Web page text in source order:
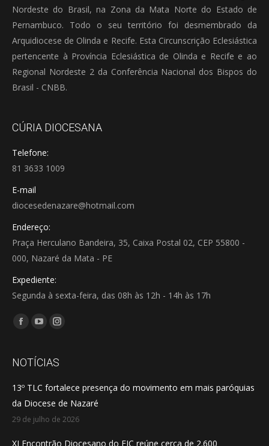
Nordeste do Brasil, na Zona da Mata Norte do Estado de
Pernambuco. Todo o seu território foi desmembrado da
Arquidiocese de Olinda e Recife. Esta Circunscrição Eclesiástica
pertencente à Província Eclesiástica de Olinda e Recife e ao
Regional Nordeste 2 da Conferência Nacional dos Bispos do
Brasil - CNBB.
CÚRIA DIOCESANA
Telefone:
81 3633 1009
E-mail
diocesedenazare@hotmail.com
Endereço:
Praça Herculano Bandeira, 35, Caixa Postal 02, CEP 55800 -
000, Nazaré da Mata - PE
Expediente:
Segunda à sexta-feira, das 08h às 12h - 14h às 17h
Encontre-nos em:
Facebook
opens
new
window
YouTube
opens
new
window
Instagram
opens
new
window
NOTÍCIAS
13º TLC fortalece presença do movimento em mais paróquias
da Diocese de Nazaré
29 de julho de 2026
XI Encontrão Diocesano do EJC reúne cerca de 2.600